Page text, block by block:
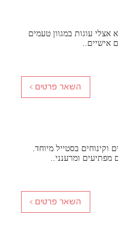
אצלי עוגות במגוון טעמים
אישיים..
בסטייל מיוחד.
מפתיעים ומרענני..